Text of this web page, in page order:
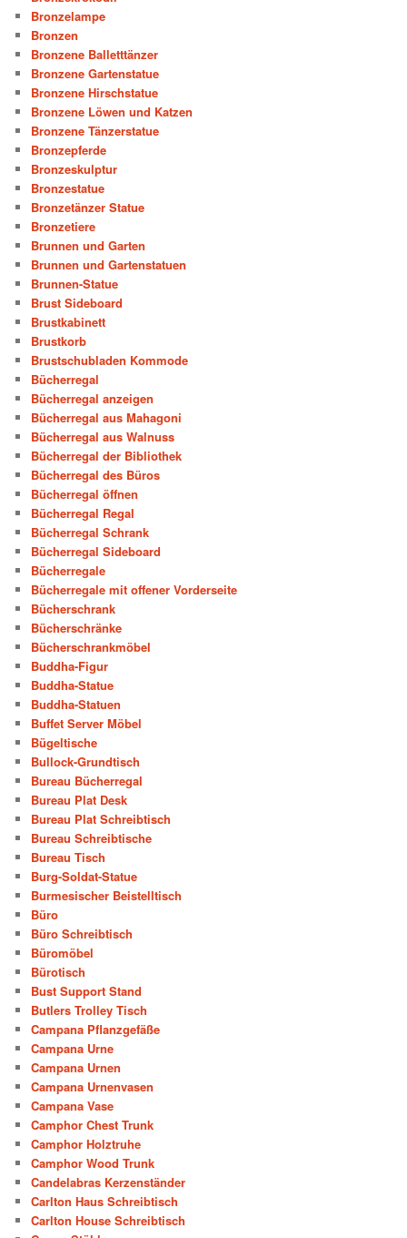
Bronzelampe
Bronzen
Bronzene Balletttänzer
Bronzene Gartenstatue
Bronzene Hirschstatue
Bronzene Löwen und Katzen
Bronzene Tänzerstatue
Bronzepferde
Bronzeskulptur
Bronzestatue
Bronzetänzer Statue
Bronzetiere
Brunnen und Garten
Brunnen und Gartenstatuen
Brunnen-Statue
Brust Sideboard
Brustkabinett
Brustkorb
Brustschubladen Kommode
Bücherregal
Bücherregal anzeigen
Bücherregal aus Mahagoni
Bücherregal aus Walnuss
Bücherregal der Bibliothek
Bücherregal des Büros
Bücherregal öffnen
Bücherregal Regal
Bücherregal Schrank
Bücherregal Sideboard
Bücherregale
Bücherregale mit offener Vorderseite
Bücherschrank
Bücherschränke
Bücherschrankmöbel
Buddha-Figur
Buddha-Statue
Buddha-Statuen
Buffet Server Möbel
Bügeltische
Bullock-Grundtisch
Bureau Bücherregal
Bureau Plat Desk
Bureau Plat Schreibtisch
Bureau Schreibtische
Bureau Tisch
Burg-Soldat-Statue
Burmesischer Beistelltisch
Büro
Büro Schreibtisch
Büromöbel
Bürotisch
Bust Support Stand
Butlers Trolley Tisch
Campana Pflanzgefäße
Campana Urne
Campana Urnen
Campana Urnenvasen
Campana Vase
Camphor Chest Trunk
Camphor Holztruhe
Camphor Wood Trunk
Candelabras Kerzenständer
Carlton Haus Schreibtisch
Carlton House Schreibtisch